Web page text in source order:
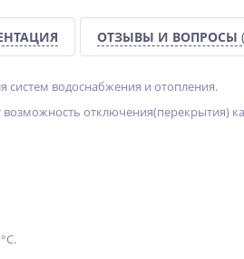
ОТЗЫВЫ И ВОПРОСЫ
систем водоснабжения и отопления.
отключения(перекрытия)